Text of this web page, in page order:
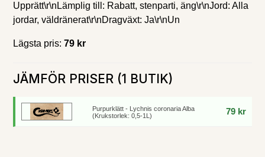
Upprätt\r\nLämplig till: Rabatt, stenparti, äng\r\nJord: Alla
jordar, väldränerat\r\nDragväxt: Ja\r\nUn
Lägsta pris: 79 kr
JÄMFÖR PRISER (1 BUTIK)
Purpurklätt - Lychnis coronaria Alba
(Krukstorlek: 0,5-1L)
79 kr